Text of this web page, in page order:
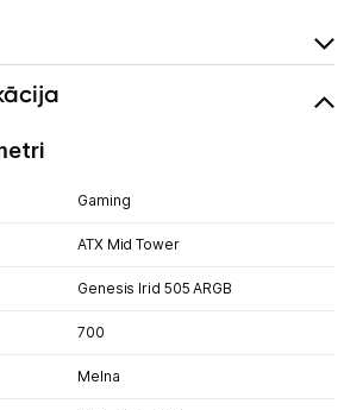
Gaming
ATX Mid Tower
Genesis Irid 505 ARGB
700
Melna